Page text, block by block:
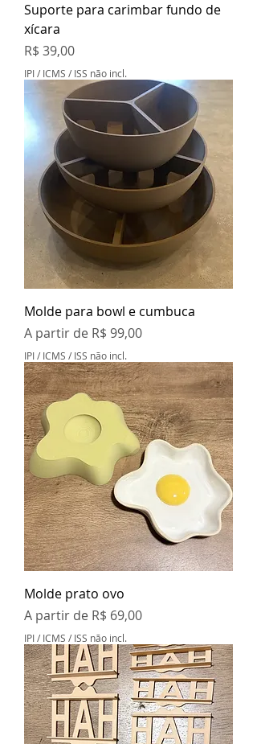
Suporte para carimbar fundo de
xícara
Preço
R$ 39,00
IPI / ICMS / ISS não incl.
Molde para bowl e cumbuca
A partir de R$ 99,00
Preço promocional
IPI / ICMS / ISS não incl.
Molde prato ovo
A partir de R$ 69,00
Preço promocional
IPI / ICMS / ISS não incl.